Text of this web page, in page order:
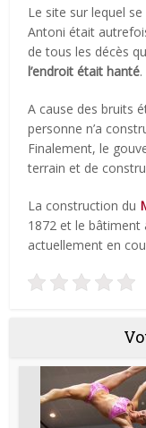
Le site sur lequel
Antoni était
de tous les décès
l’endroit était hanté.
A cause des bruits
personne n’a
Finalement, le
terrain et de
La construction du
1872 et le bâtiment
actuellement en